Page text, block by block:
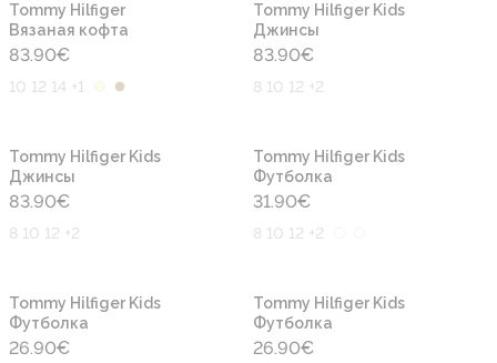
Tommy Hilfiger
Вязаная кофта
83.90€
10 12 14 +1
Tommy Hilfiger Kids
Джинсы
83.90€
8 10 12 +2
Tommy Hilfiger Kids
Джинсы
83.90€
8 10 12 +2
Tommy Hilfiger Kids
Футболка
31.90€
8 10 12 +2
Tommy Hilfiger Kids
Футболка
26.90€
Tommy Hilfiger Kids
Футболка
26.90€